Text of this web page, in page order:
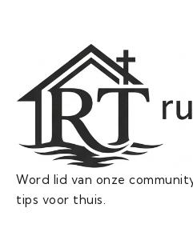
Word lid van onze
tips voor thuis.